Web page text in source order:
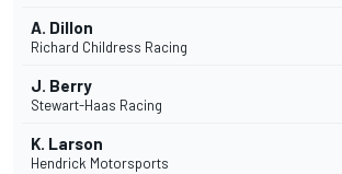
A. Dillon
Richard Childress Racing
J. Berry
Stewart-Haas Racing
K. Larson
Hendrick Motorsports